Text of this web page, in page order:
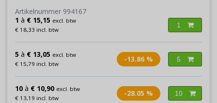
Artikelnummer 994167
1 à € 15,15 excl. btw
€ 18,33 incl. btw
1
5 à € 13,05 excl. btw
€ 15,79 incl. btw
-13.86 % 5
10 à € 10,90 excl. btw
€ 13,19 incl. btw
-28.05 % 10